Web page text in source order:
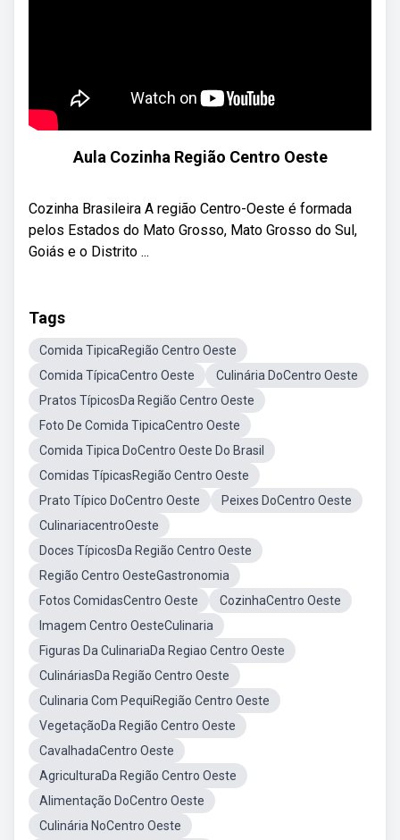
Aula Cozinha Região Centro Oeste
Cozinha Brasileira A região Centro-Oeste é formada
pelos Estados do Mato Grosso, Mato Grosso do Sul,
Goiás e o Distrito ...
Tags
Comida TipicaRegião Centro Oeste
Comida TípicaCentro Oeste
Culinária DoCentro Oeste
Pratos TípicosDa Região Centro Oeste
Foto De Comida TipicaCentro Oeste
Comida Tipica DoCentro Oeste Do Brasil
Comidas TípicasRegião Centro Oeste
Prato Típico DoCentro Oeste
Peixes DoCentro Oeste
CulinariacentroOeste
Doces TípicosDa Região Centro Oeste
Região Centro OesteGastronomia
Fotos ComidasCentro Oeste
CozinhaCentro Oeste
Imagem Centro OesteCulinaria
Figuras Da CulinariaDa Regiao Centro Oeste
CulináriasDa Região Centro Oeste
Culinaria Com PequiRegião Centro Oeste
VegetaçãoDa Região Centro Oeste
CavalhadaCentro Oeste
AgriculturaDa Região Centro Oeste
Alimentação DoCentro Oeste
Culinária NoCentro Oeste